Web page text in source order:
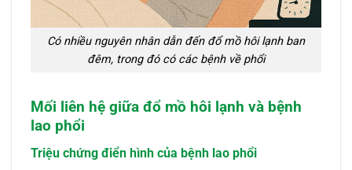
Có nhiều nguyên nhân dẫn đến đổ mồ hôi lạnh ban
đêm, trong đó có các bệnh về phổi
Mối liên hệ giữa đổ mồ hôi lạnh và bệnh
lao phổi
Triệu chứng điển hình của bệnh lao phổi